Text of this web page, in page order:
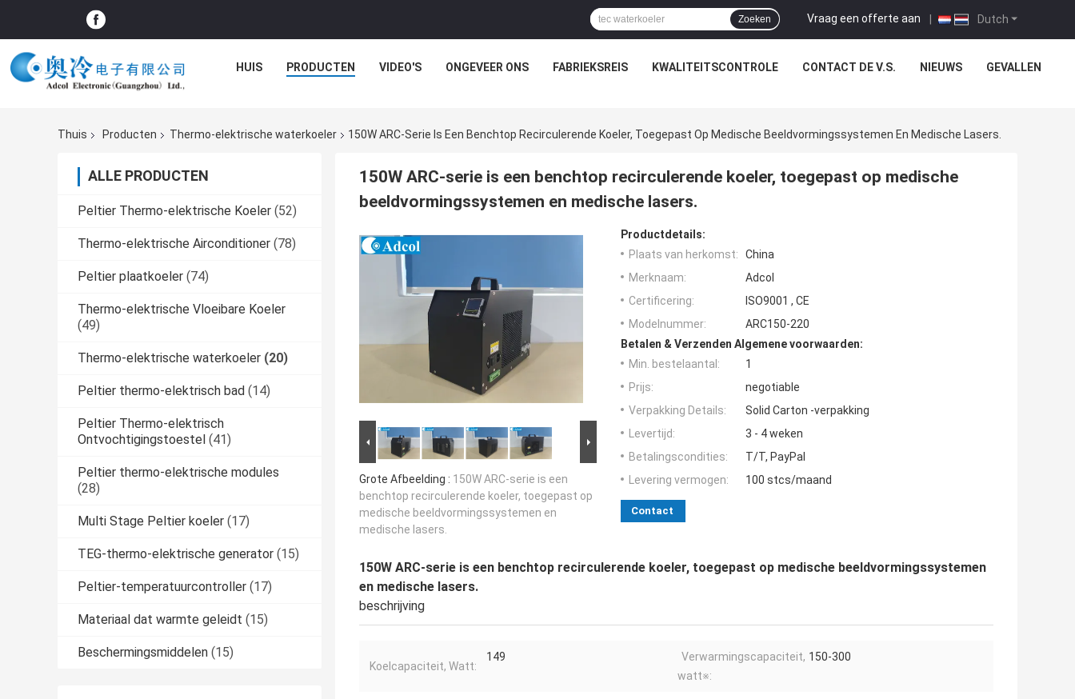
Dutch
Vraag een offerte aan |
Zoeken
HUIS PRODUCTEN VIDEO'S ONGEVEER ONS FABRIEKSREIS KWALITEITSCONTROLE CONTACT DE V.S. NIEUWS GEVALLEN
Thuis Producten Thermo-elektrische waterkoeler 150W ARC-Serie Is Een Benchtop Recirculerende Koeler, Toegepast Op Medische Beeldvormingssystemen En Medische Lasers.
ALLE PRODUCTEN
Peltier Thermo-elektrische Koeler (52)
Thermo-elektrische Airconditioner (78)
Peltier plaatkoeler (74)
Thermo-elektrische Vloeibare Koeler
(49)
Thermo-elektrische waterkoeler (20)
Peltier thermo-elektrisch bad (14)
Peltier Thermo-elektrisch
Ontvochtigingstoestel (41)
Peltier thermo-elektrische modules
(28)
Multi Stage Peltier koeler (17)
TEG-thermo-elektrische generator (15)
Peltier-temperatuurcontroller (17)
Materiaal dat warmte geleidt (15)
Beschermingsmiddelen (15)
150W ARC-serie is een benchtop recirculerende koeler, toegepast op medische
beeldvormingssystemen en medische lasers.
Grote Afbeelding : 150W ARC-serie is een
benchtop recirculerende koeler, toegepast op
medische beeldvormingssystemen en
medische lasers.
Productdetails:
Plaats van herkomst:
China
Merknaam:
Adcol
Certificering:
ISO9001 , CE
Modelnummer:
ARC150-220
Betalen & Verzenden Algemene voorwaarden:
Min. bestelaantal:
1
Prijs:
negotiable
Verpakking Details:
Solid Carton -verpakking
Levertijd:
3 - 4 weken
Betalingscondities:
T/T, PayPal
Levering vermogen:
100 stcs/maand
Contact
150W ARC-serie is een benchtop recirculerende koeler, toegepast op medische beeldvormingssystemen
en medische lasers.
beschrijving
Koelcapaciteit, Watt:
149
Verwarmingscapaciteit,
watt※:
150-300